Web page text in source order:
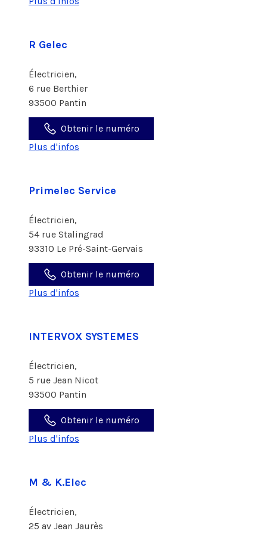
R Gelec
Électricien,
6 rue Berthier
93500 Pantin
Obtenir le numéro
Plus d'infos
Primelec Service
Électricien,
54 rue Stalingrad
93310 Le Pré-Saint-Gervais
Obtenir le numéro
Plus d'infos
INTERVOX SYSTEMES
Électricien,
5 rue Jean Nicot
93500 Pantin
Obtenir le numéro
Plus d'infos
M & K.Elec
Électricien,
25 av Jean Jaurès